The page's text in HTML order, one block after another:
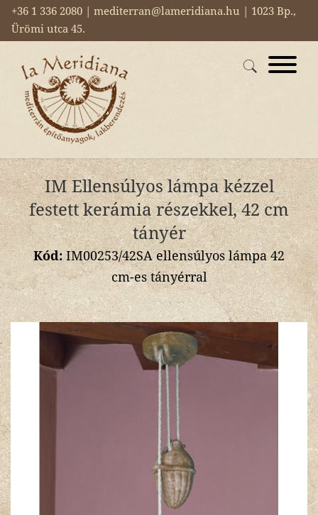
+36 1 336 2080 | mediterran@lameridiana.hu | 1023 Bp.,
Ürömi utca 45.
IM Ellensúlyos lámpa kézzel
festett kerámia részekkel, 42 cm
tányér
Kód: IM00253/42SA ellensúlyos lámpa 42
cm-es tányérral